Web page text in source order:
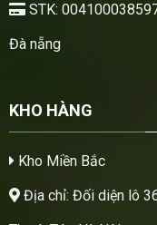
STK:
Đà nẵng
KHO HÀNG
Kho Miền Bắc
Địa chỉ: Đối diện lô